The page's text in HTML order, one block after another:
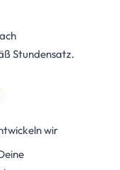
Stundensatz.
wir